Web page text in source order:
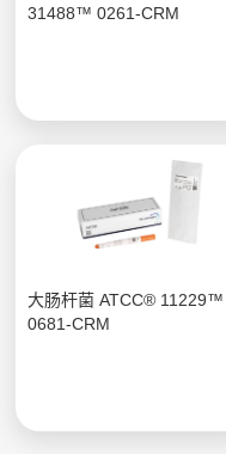
31488™ 0261-CRM
大肠杆菌 ATCC® 11229™
0681-CRM